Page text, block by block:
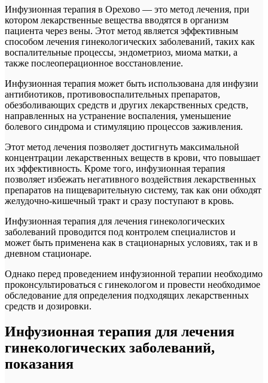
Инфузионная терапия в Орехово — это метод лечения, при
котором лекарственные вещества вводятся в организм
пациента через вены. Этот метод является эффективным
способом лечения гинекологических заболеваний, таких как
воспалительные процессы, эндометриоз, миома матки, а
также послеоперационное восстановление.
Инфузионная терапия может быть использована для инфузии
антибиотиков, противовоспалительных препаратов,
обезболивающих средств и других лекарственных средств,
направленных на устранение воспаления, уменьшение
болевого синдрома и стимуляцию процессов заживления.
Этот метод лечения позволяет достигнуть максимальной
концентрации лекарственных веществ в крови, что повышает
их эффективность. Кроме того, инфузионная терапия
позволяет избежать негативного воздействия лекарственных
препаратов на пищеварительную систему, так как они обходят
желудочно-кишечный тракт и сразу поступают в кровь.
Инфузионная терапия для лечения гинекологических
заболеваний проводится под контролем специалистов и
может быть применена как в стационарных условиях, так и в
дневном стационаре.
Однако перед проведением инфузионной терапии необходимо
проконсультироваться с гинекологом и провести необходимое
обследование для определения подходящих лекарственных
средств и дозировки.
Инфузионная терапия для лечения
гинекологических заболеваний,
показания